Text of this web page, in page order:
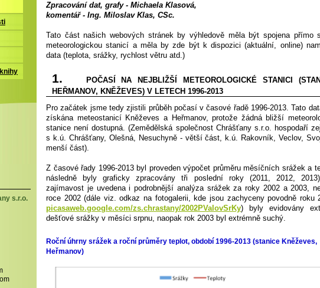
Zpracování dat, grafy - Michaela Klasová,
komentář - Ing. Miloslav Klas, CSc.
Tato část našich webových stránek by výhledově měla být spojena přímo
meteorologickou stanicí a měla by zde být k dispozici (aktuální, online)
data (teplota, srážky, rychlost větru atd.)
1. POČASÍ NA NEJBLIŽŠÍ METEOROLOGICKÉ STANICI
HEŘMANOV, KNĚŽEVES) V LETECH 1996-2013
Pro začátek jsme tedy zjistili průběh počasí v časové řadě 1996-2013. Tato
získána meteostanicí Kněževes a Heřmanov, protože žádná bližší
stanice není dostupná. (Zemědělská společnost Chrášťany s.r.o. hospodaří
s k.ú. Chrášťany, Olešná, Nesuchyně - větší část, k.ú. Rakovník, Veclov,
menší část).
Z časové řady 1996-2013 byl proveden výpočet průměru měsíčních srážek a
následně byly graficky zpracovány tři poslední roky (2011, 2012,
zajímavost je uvedena i podrobnější analýza srážek za roky 2002 a 2003,
roce 2002 (dále viz. odkaz na fotogalerii, kde jsou zachyceny povodně roku
picasaweb.google.com/zs.chrastany/2002PValovSrKy) byly evidovány
dešťové srážky v měsíci srpnu, naopak rok 2003 byl extrémně suchý.
Roční úhrny srážek a roční průměry teplot, období 1996-2013 (stanice Kněževes,
Heřmanov)
s.r.o.